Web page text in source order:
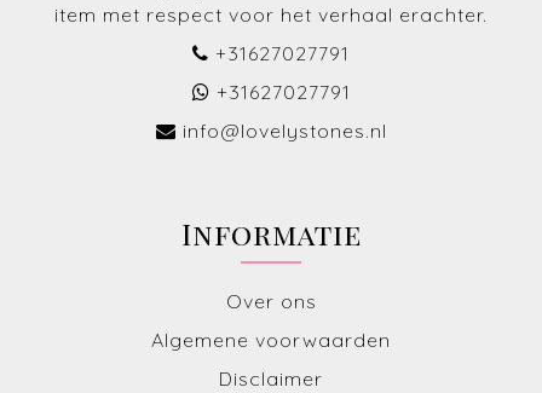
item met respect voor het verhaal erachter.
+31627027791
+31627027791
info@lovelystones.nl
Informatie
Over ons
Algemene voorwaarden
Disclaimer